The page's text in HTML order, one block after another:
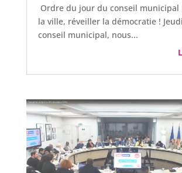
Ordre du jour du conseil municipal
la ville, réveiller la démocratie !
conseil municipal, nous...